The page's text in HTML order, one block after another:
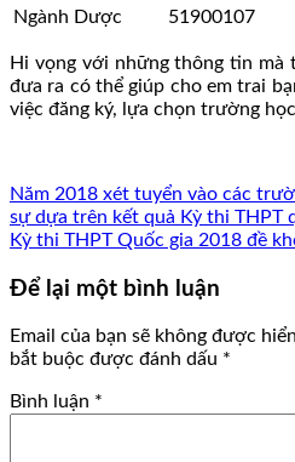
Ngành Dược 51900107
Hi vọng với những thông tin mà
đưa ra có thể giúp cho em trai
việc đăng ký, lựa chọn trường
Năm 2018 xét tuyển vào các
sự dựa trên kết quả Kỳ thi THPT
Kỳ thi THPT Quốc gia 2018 đề
Để lại một bình luận
Email của bạn sẽ không được
bắt buộc được đánh dấu *
Bình luận *